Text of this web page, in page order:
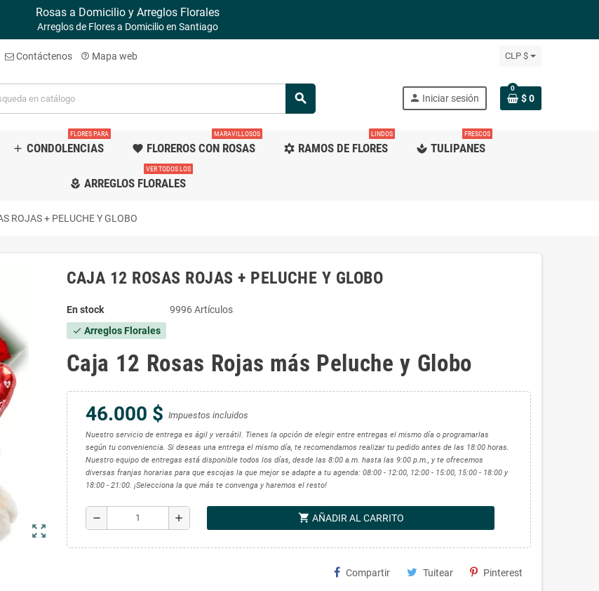
Rosas a Domicilio y Arreglos Florales
Arreglos de Flores a Domicilio en Santiago
Contáctenos help_outline Mapa web CLP $
search person Iniciar sesión
0
$ 0
add CONDOLENCIAS
FLORES PARA
favorite FLOREROS CON ROSAS
MARAVILLOSOS
filter_vintage RAMOS DE FLORES
LINDOS
spa TULIPANES
FRESCOS
local_florist ARREGLOS FLORALES
VER TODOS LOS
ROJAS + PELUCHE Y GLOBO
zoom_out_map
CAJA 12 ROSAS ROJAS + PELUCHE Y GLOBO
En stock 9996 Artículos
check Arreglos Florales
Caja 12 Rosas Rojas más Peluche y Globo
46.000 $ Impuestos incluidos
Nuestro servicio de entrega es ágil y versátil. Tienes la opción de elegir entre entregas el mismo día o programarlas
según tu conveniencia. Si deseas una entrega el mismo día, te recomendamos realizar tu pedido antes de las 18:00 horas.
Nuestro equipo de entregas está disponible todos los días, desde las 8:00 a.m. hasta las 9:00 p.m., y te ofrecemos
diversas franjas horarias para que escojas la que mejor se adapte a tu agenda: 08:00 - 12:00, 12:00 - 15:00, 15:00 - 18:00 y
18:00 - 21:00. ¡Selecciona la que más te convenga y haremos el resto!
remove add shopping_cart AÑADIR AL CARRITO
Compartir Tuitear Pinterest